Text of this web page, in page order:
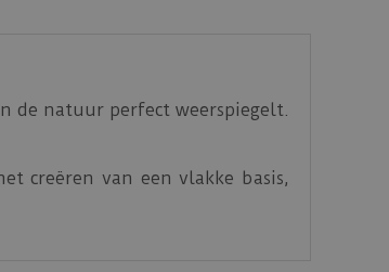
de natuur perfect weerspiegelt.
creëren van een vlakke basis,
je ondervloer een uitstekende